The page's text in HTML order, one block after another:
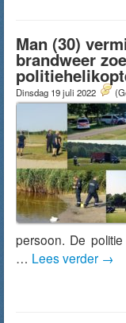
Man (30)
brandweer
Dinsdag 19 juli 2022
persoon. De
… Lees verder →